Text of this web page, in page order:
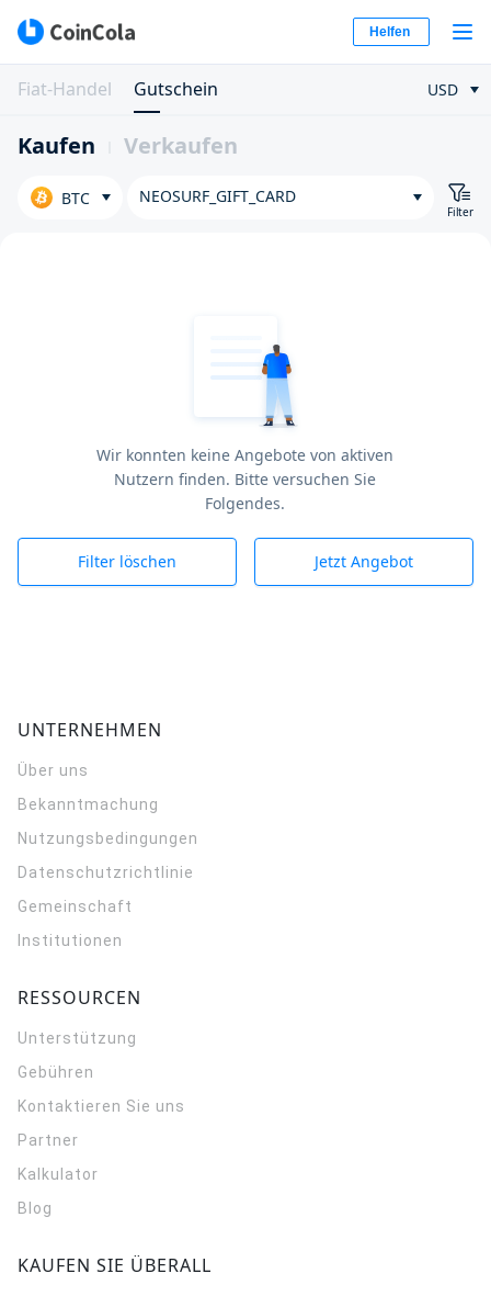
Helfen
Fiat-Handel Gutschein USD
Kaufen Verkaufen
BTC NEOSURF_GIFT_CARD
Filter
Wir konnten keine Angebote von aktiven
Nutzern finden. Bitte versuchen Sie
Folgendes.
Filter löschen Jetzt Angebot
UNTERNEHMEN
Über uns
Bekanntmachung
Nutzungsbedingungen
Datenschutzrichtlinie
Gemeinschaft
Institutionen
RESSOURCEN
Unterstützung
Gebühren
Kontaktieren Sie uns
Partner
Kalkulator
Blog
KAUFEN SIE ÜBERALL